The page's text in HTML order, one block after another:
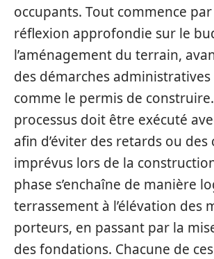
occupants. Tout commence
réflexion approfondie sur le
l’aménagement du terrain,
des démarches administratives
comme le permis de
processus doit être exécuté
afin d’éviter des retards ou des
imprévus lors de la
phase s’enchaîne de manière
terrassement à l’élévation des
porteurs, en passant par la
des fondations. Chacune de